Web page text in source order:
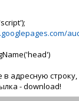
в адресную строку,
- download!